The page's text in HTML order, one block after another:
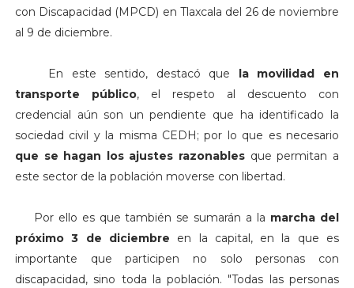
con Discapacidad (MPCD) en Tlaxcala del 26 de noviembre
al 9 de diciembre.
En este sentido, destacó que
la movilidad en
transporte público, el respeto al descuento con
credencial aún son un pendiente que ha identificado la
sociedad civil y la misma CEDH; por lo que es necesario
que se hagan los ajustes razonables que permitan a
este sector de la población moverse con libertad.
Por ello es que también se sumarán a la marcha del
próximo 3 de diciembre en la capital, en la que es
importante que participen no solo personas con
discapacidad, sino toda la población. "Todas las personas